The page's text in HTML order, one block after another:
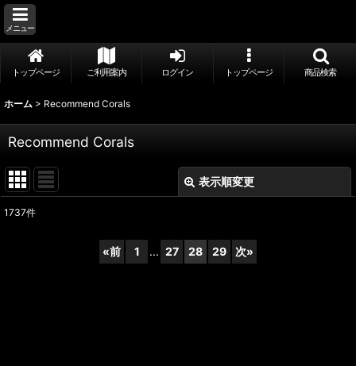
メニュー
トップページ ご利用案内 ログイン トップページ 商品検索
ホーム > Recommend Corals
Recommend Corals
表示順変更
1737件
«前 1 ... 27 28 29 次»